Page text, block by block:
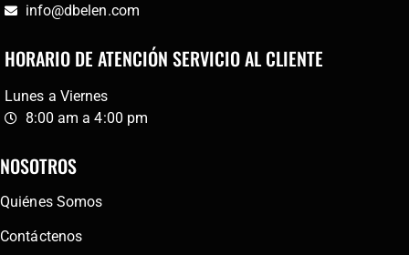
info@dbelen.com
HORARIO DE ATENCIÓN SERVICIO AL CLIENTE
Lunes a Viernes
8:00 am a 4:00 pm
NOSOTROS
Quiénes Somos
Contáctenos